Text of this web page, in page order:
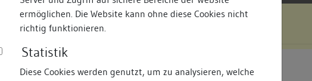
ermöglichen. Die Website kann ohne diese Cookies nicht
richtig funktionieren.
Statistik
Diese Cookies werden genutzt, um zu analysieren, welche